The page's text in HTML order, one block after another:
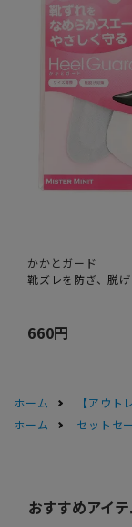
かかとガード
靴ズレを防ぎ、脱
660円
ホーム 【アウト
ホーム
セットセ